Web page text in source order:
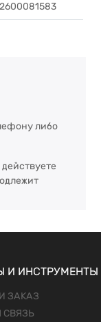
либо
И ИНСТРУМЕНТЫ
ЗАКАЗ
СВЯЗЬ